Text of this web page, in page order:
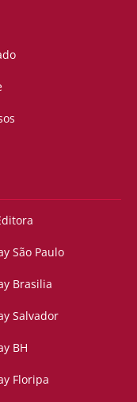
São Paulo
Brasilia
Salvador
BH
Floripa